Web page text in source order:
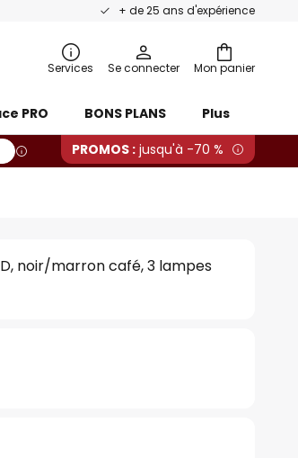
+ de 25 ans d'expérience
Mon panier
Services Se connecter
PRO BONS PLANS Plus
PROMOS : jusqu'à -70 %
noir/marron café, 3 lampes